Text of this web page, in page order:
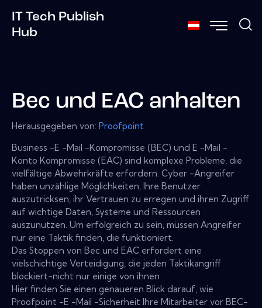
IT Tech Publish
Hub
Bec und EAC anhalten
Herausgegeben von: Proofpoint
Business -E -Mail -Kompromisse (BEC) und E -Mail -
Konto Kompromisse (EAC) sind komplexe Probleme, die
vielfältige Abwehrkräfte erfordern. Cyber ​​-Angreifer
haben unzählige Möglichkeiten, Ihre Benutzer
auszutricksen, ihr Vertrauen zu erregen und ihren Zugriff
auf wichtige Daten, Systeme und Ressourcen
auszunutzen. Um erfolgreich zu sein, müssen Angreifer
nur eine Taktik finden, die funktioniert.
Das Stoppen von Bec und EAC erfordert eine
vielschichtige Verteidigung, die jeden Taktikangriff
blockiert-nicht nur einige von ihnen
Hier finden Sie einen genaueren Blick darauf, wie
Proofpoint -E -Mail -Sicherheit Ihre Mitarbeiter vor BEC-